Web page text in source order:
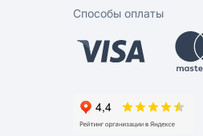
Способы оплаты